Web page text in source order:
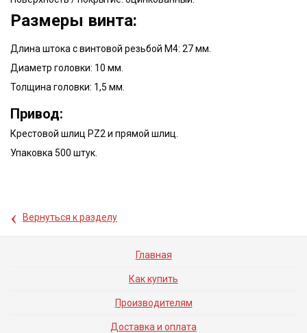
Размеры винта:
Длина штока с винтовой резьбой М4: 27 мм.
Диаметр головки: 10 мм.
Толщина головки: 1,5 мм.
Привод:
Крестовой шлиц PZ2 и прямой шлиц.
Упаковка 500 штук.
‹ Вернуться к разделу
Главная
Как купить
Производителям
Доставка и оплата